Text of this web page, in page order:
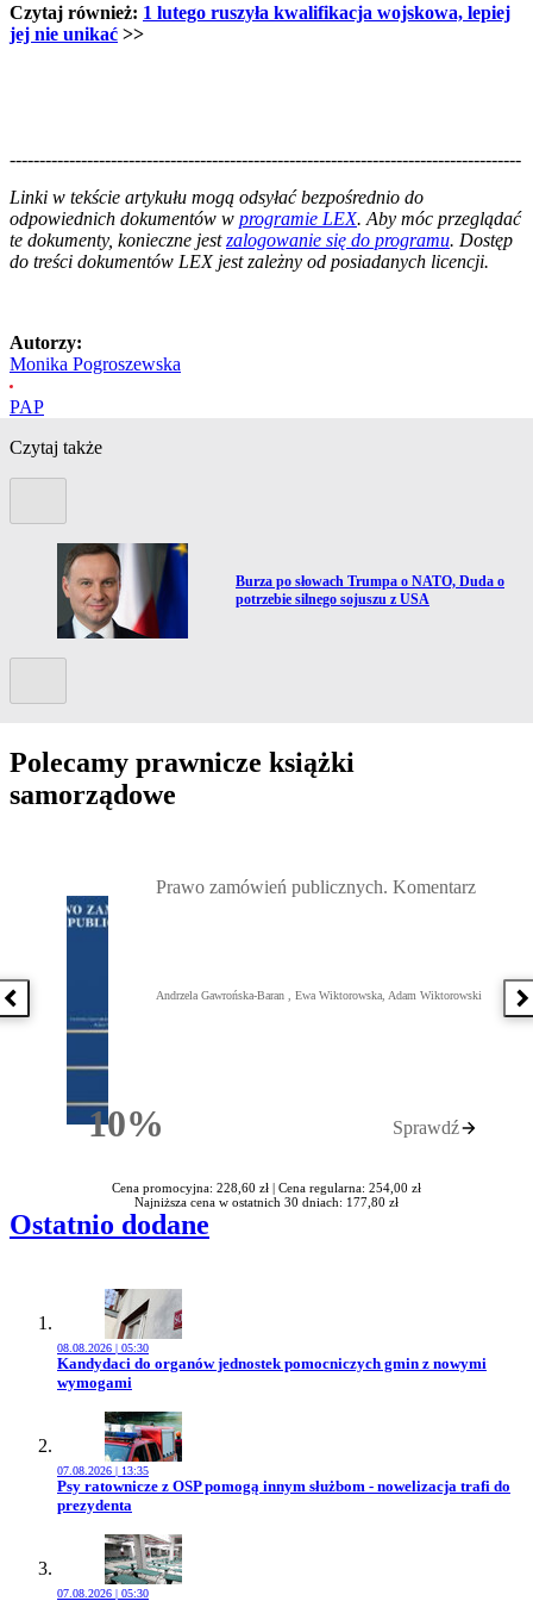
Czytaj również: 1 lutego ruszyła kwalifikacja wojskowa, lepiej
jej nie unikać >>
--------------------------------------------------------------------------------------
Linki w tekście artykułu mogą odsyłać bezpośrednio do
odpowiednich dokumentów w programie LEX. Aby móc przeglądać
te dokumenty, konieczne jestzalogowanie się do programu. Dostęp
do treści dokumentów LEX jest zależny od posiadanych licencji.
Autorzy:
Monika Pogroszewska
PAP
Czytaj także
Przejdź do artykułu:
Burza po słowach Trumpa o NATO, Duda o
potrzebie silnego sojuszu z USA
Polecamy prawnicze książki
samorządowe
Poprzednia książka
10%Rabatu
Prawo zamówień publicznych. Komentarz
Andrzela Gawrońska-Baran , Ewa Wiktorowska, Adam Wiktorowski
Sprawdź
Cena promocyjna: 228,60 zł | Cena regularna: 254,00 zł
Najniższa cena w ostatnich 30 dniach: 177,80 zł
Ostatnio dodane
08.08.2026 | 05:30
Przejdź do artykułu:
Kandydaci do organów jednostek pomocniczych gmin z nowymi
wymogami
07.08.2026 | 13:35
Przejdź do artykułu:
Psy ratownicze z OSP pomogą innym służbom - nowelizacja trafi do
prezydenta
07.08.2026 | 05:30